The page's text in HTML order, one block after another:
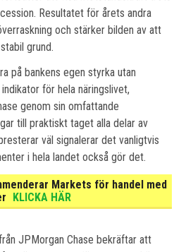
Resultatet för årets andra
och stärker bilden av att
grund.
på bankens egen styrka utan
för hela näringslivet,
genom sin omfattande
till praktiskt taget alla delar av
väl signalerar det vanligtvis
i hela landet också gör det.
Markets för handel med
KLICKA HÄR
JPMorgan Chase bekräftar att